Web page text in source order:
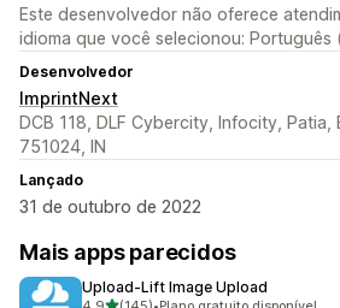
Este desenvolvedor não oferece
idioma que você selecionou: Português
Desenvolvedor
ImprintNext
DCB 118, DLF Cybercity, Infocity, Patia,
751024, IN
Lançado
31 de outubro de 2022
Mais apps parecidos
Upload‑Lift Image Upload
de 5 estrelas